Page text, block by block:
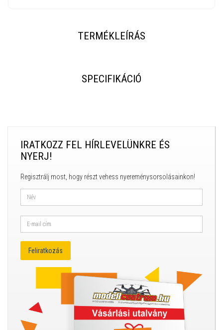
TERMÉKLEÍRÁS
SPECIFIKÁCIÓ
IRATKOZZ FEL HÍRLEVELÜNKRE ÉS
NYERJ!
Regisztrálj most, hogy részt vehess nyereménysorsolásainkon!